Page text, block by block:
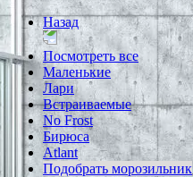
Назад
Посмотреть все
Маленькие
Лари
Встраиваемые
No Frost
Бирюса
Atlant
Подобрать морозильник